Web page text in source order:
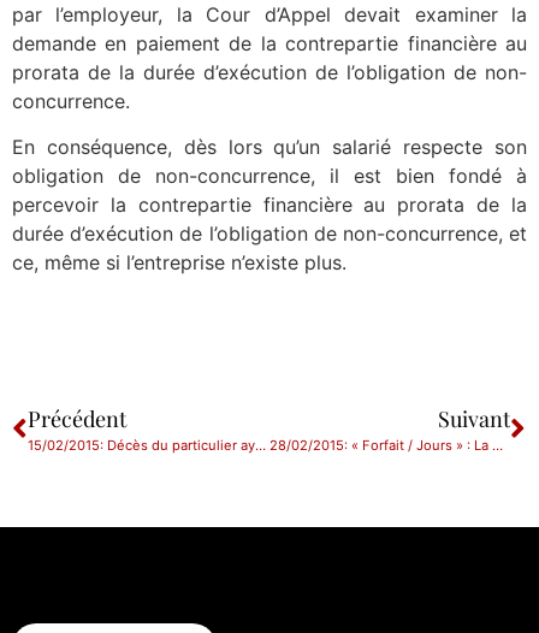
par l’employeur, la Cour d’Appel devait examiner la
demande en paiement de la contrepartie financière au
prorata de la durée d’exécution de l’obligation de non-
concurrence.
En conséquence, dès lors qu’un salarié respecte son
obligation de non-concurrence, il est bien fondé à
percevoir la contrepartie financière au prorata de la
durée d’exécution de l’obligation de non-concurrence, et
ce, même si l’entreprise n’existe plus.
Précédent
15/02/2015: Décès du particulier ayant la qualité d’employeur : ce qui change
Suivant
28/02/2015: « Forfait / Jours » : La grande distribution également épinglée